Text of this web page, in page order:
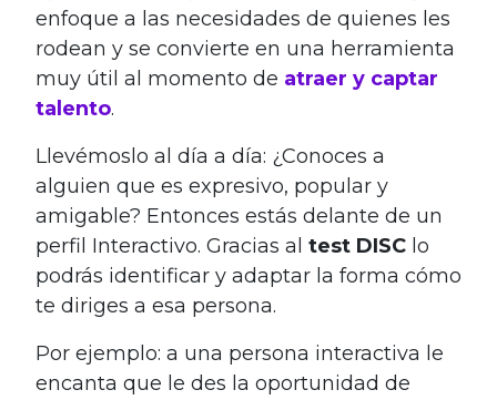
enfoque a las necesidades de quienes les
rodean y se convierte en una herramienta
muy útil al momento de atraer y captar
talento.
Llevémoslo al día a día: ¿Conoces a
alguien que es expresivo, popular y
amigable? Entonces estás delante de un
perfil Interactivo. Gracias al test DISC lo
podrás identificar y adaptar la forma cómo
te diriges a esa persona.
Por ejemplo: a una persona interactiva le
encanta que le des la oportunidad de